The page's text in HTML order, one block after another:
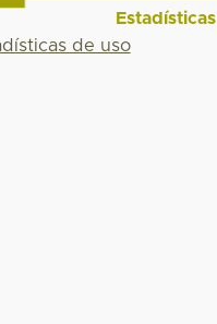
Estadísticas
de uso